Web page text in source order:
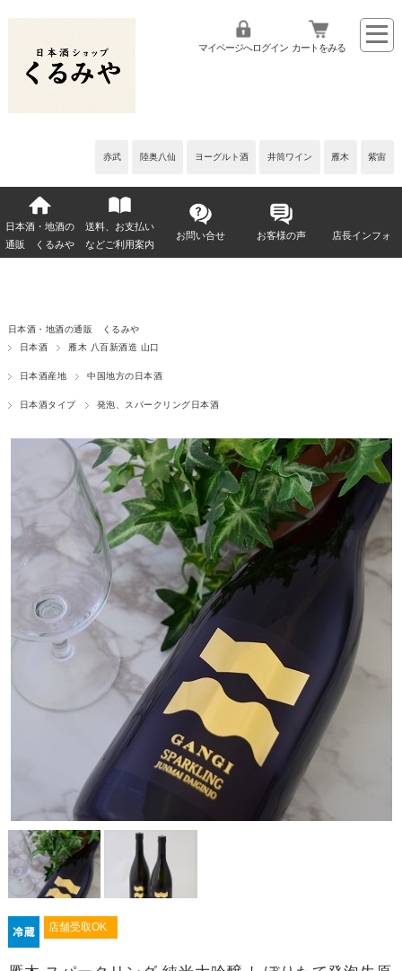
赤武 陸奥八仙 ヨーグルト酒 井筒ワイン 雁木 紫宙
マイページへログイン カートをみる
日本酒・地酒の
通販 くるみや
送料、お支払い
などご利用案内
お問い合せ お客様の声 店長インフォ
日本酒・地酒の通販 くるみや
日本酒
雁木 八百新酒造 山口
日本酒産地 中国地方の日本酒
日本酒タイプ 発泡、スパークリング日本酒
店舗受取OK